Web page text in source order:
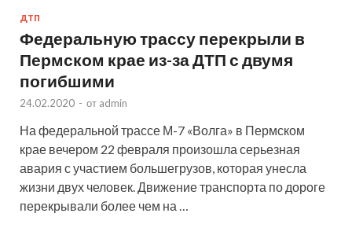
ДТП
Федеральную трассу перекрыли в
Пермском крае из-за ДТП с двумя
погибшими
24.02.2020 - от admin
На федеральной трассе М-7 «Волга» в Пермском
крае вечером 22 февраля произошла серьезная
авария с участием большегрузов, которая унесла
жизни двух человек. Движение транспорта по дороге
перекрывали более чем на …